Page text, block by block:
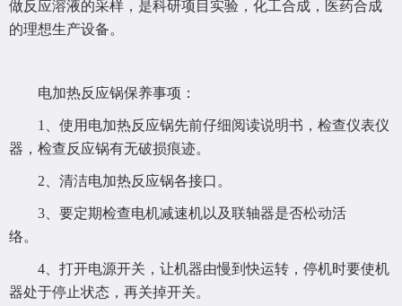
做反应溶液的采样，是科研项目实验，化工合成，医药合成
的理想生产设备。
电加热反应锅保养事项：
1、使用电加热反应锅先前仔细阅读说明书，检查仪表仪
器，检查反应锅有无破损痕迹。
2、清洁电加热反应锅各接口。
3、要定期检查电机减速机以及联轴器是否松动活
络。
4、打开电源开关，让机器由慢到快运转，停机时要使机
器处于停止状态，再关掉开关。